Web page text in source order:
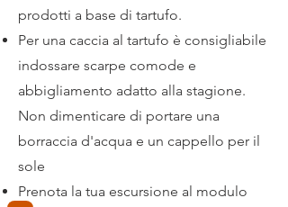
prodotti a base di tartufo.
Per una caccia al tartufo è consigliabile
indossare scarpe comode e
abbigliamento adatto alla stagione.
Non dimenticare di portare una
borraccia d'acqua e un cappello per il
sole
Prenota la tua escursione al modulo